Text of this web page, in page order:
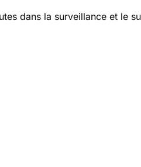
dans la surveillance et le